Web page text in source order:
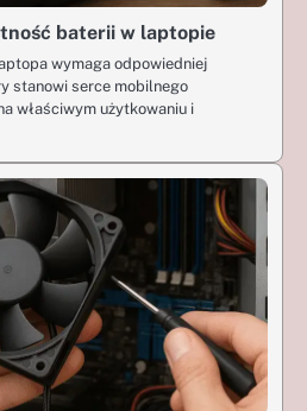
baterii w laptopie
wymaga odpowiedniej
stanowi serce mobilnego
właściwym użytkowaniu i